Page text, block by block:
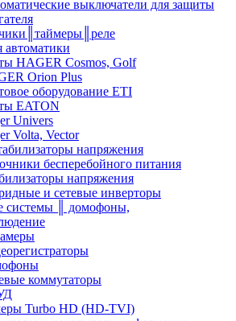
выключатели для защиты
HAGER Cosmos, Golf
Orion Plus
оборудование ETI
EATON
Univers
Volta, Vector
напряжения
бесперебойного питания
напряжения
и сетевые инверторы
системы ║ домофоны,
коммутаторы
Turbo HD (HD-TVI)